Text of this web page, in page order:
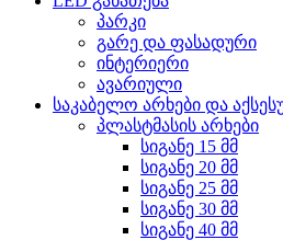
პარკი
გარე და ფასადური
ინტერიერი
ავარიული
საკაბელო არხები და
პლასტმასის არხები
სიგანე 15 მმ
სიგანე 20 მმ
სიგანე 25 მმ
სიგანე 30 მმ
სიგანე 40 მმ